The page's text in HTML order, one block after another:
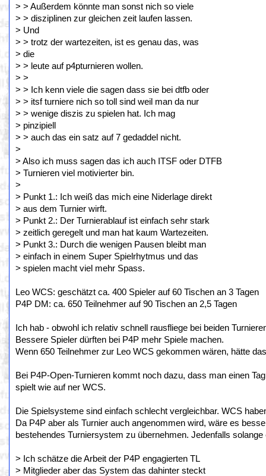
> > Außerdem könnte man sonst nich so viele
> > disziplinen zur gleichen zeit laufen lassen.
> Und
> > trotz der wartezeiten, ist es genau das, was
> die
> > leute auf p4pturnieren wollen.
> >
> > Ich kenn viele die sagen dass sie bei dtfb oder
> > itsf turniere nich so toll sind weil man da nur
> > wenige diszis zu spielen hat. Ich mag
> pinzipiell
> > auch das ein satz auf 7 gedaddel nicht.
>
> Also ich muss sagen das ich auch ITSF oder DTFB
> Turnieren viel motivierter bin.
>
> Punkt 1.: Ich weiß das mich eine Niderlage direkt
> aus dem Turnier wirft.
> Punkt 2.: Der Turnierablauf ist einfach sehr stark
> zeitlich geregelt und man hat kaum Wartezeiten.
> Punkt 3.: Durch die wenigen Pausen bleibt man
> einfach in einem Super Spielrhytmus und das
> spielen macht viel mehr Spass.
Leo WCS: geschätzt ca. 400 Spieler auf 60 Tischen an 3 Tagen
P4P DM: ca. 650 Teilnehmer auf 90 Tischen an 2,5 Tagen
Ich hab - obwohl ich relativ schnell rausfliege bei beiden
Bessere Spieler dürften bei P4P mehr Spiele machen.
Wenn 650 Teilnehmer zur Leo WCS gekommen wären, hätte
Bei P4P-Open-Turnieren kommt noch dazu, dass man einen
spielt wie auf ner WCS.
Die Spielsysteme sind einfach schlecht vergleichbar. WCS
Da P4P aber als Turnier auch angenommen wird, wäre es
bestehendes Turniersystem zu übernehmen. Jedenfalls
> Ich schätze die Arbeit der P4P engagierten TL
> Mitglieder aber das System das dahinter steckt